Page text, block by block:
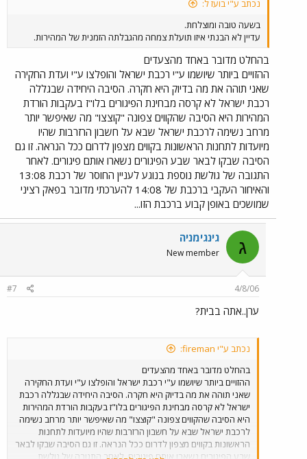
נכתב ע"י בועז ל:
בשעה טובה ומוצלחת.
עדיין לא הבנתי איזו תועלת צמחה מהגבלתה הזמנית של המהירות.
בהחלט מדובר באחד מהצעדים
ההזויים ביותר שיושמו ע"י רכבת ישראל והופלצו ע"י ועדת החקירה
שאני תוהה את מה בדיוק היא חקרה. הסיבה היחידה שבגללה
רכבת ישראל לא קרסה מבחינת הפיגורים בלו"ז בעקבות הורדת
המהירות היא הסיבה שהקווים צפונה "קוצצו" מה שאיפשר יותר
מרחב נשימה לרכבת ישראל שבא על חשבון הרזרבות שהיו
מיועדות לתחנות הראשונות בקווים מצפון לדרום ככל הנראה. זו גם
הסיבה שבקו לבאר שבע הפיגורים נשארו אותם פיגורים. לאחר
התגובה של גולשת נוספת בנוגע לעניין החוסר של רכבת 13:08
והאיחור העקבי ברכבת של 14:08 להערכתי מדובר בפאק רציני
שמושכים באופן קבוע ברכבת הזו...
ג גינגימניה
New member
4/8/06
#7
ערן..אתה בבית?
נכתב ע"י fireman:
בהחלט מדובר באחד מהצעדים
ההזויים ביותר שיושמו ע"י רכבת ישראל והופלצו ע"י ועדת החקירה
שאני תוהה את מה בדיוק היא חקרה. הסיבה היחידה שבגללה רכבת
ישראל לא קרסה מבחינת הפיגורים בלו"ז בעקבות הורדת המהירות
היא הסיבה שהקווים צפונה "קוצצו" מה שאיפשר יותר מרחב נשימה
לרכבת ישראל שבא על חשבון הרזרבות שהיו מיועדות לתחנות
הראשונות בקווים מצפון לדרום ככל הנראה. זו גם הסיבה שבקו לבאר
שבע הפיגורים נשארו אותם פיגורים. לאחר התגובה של גולשת